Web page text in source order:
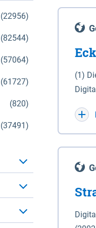
(22956)
(82544)
(57064)
(61727)
(820)
(37491)
(1)
WGS
für
der in